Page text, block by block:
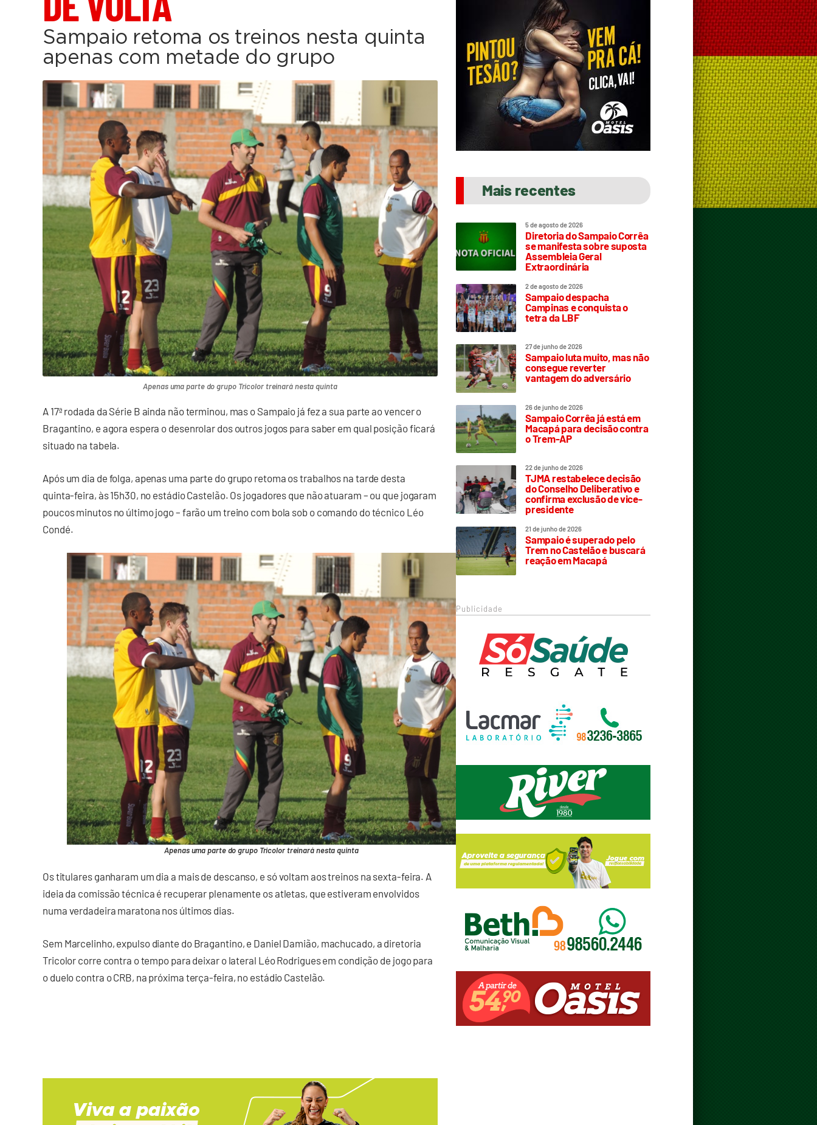
Sampaio retoma os treinos nesta quinta
apenas com metade do grupo
Apenas uma parte do grupo Tricolor treinará nesta quinta
A 17ª rodada da Série B ainda não terminou, mas o Sampaio já fez a sua parte ao vencer o
Bragantino, e agora espera o desenrolar dos outros jogos para saber em qual posição ficará
situado na tabela.
Após um dia de folga, apenas uma parte do grupo retoma os trabalhos na tarde desta
quinta-feira, às 15h30, no estádio Castelão. Os jogadores que não atuaram – ou que jogaram
poucos minutos no último jogo – farão um treino com bola sob o comando do técnico Léo
Condé.
Apenas uma parte do grupo Tricolor treinará nesta quinta
Os titulares ganharam um dia a mais de descanso, e só voltam aos treinos na sexta-feira. A
ideia da comissão técnica é recuperar plenamente os atletas, que estiveram envolvidos
numa verdadeira maratona nos últimos dias.
Sem Marcelinho, expulso diante do Bragantino, e Daniel Damião, machucado, a diretoria
Tricolor corre contra o tempo para deixar o lateral Léo Rodrigues em condição de jogo para
o duelo contra o CRB, na próxima terça-feira, no estádio Castelão.
Mais recentes
5 de agosto de 2026
Diretoria do Sampaio Corrêa
se manifesta sobre suposta
Assembleia Geral
Extraordinária
2 de agosto de 2026
Sampaio despacha
Campinas e conquista o
tetra da LBF
27 de junho de 2026
Sampaio luta muito, mas não
consegue reverter
vantagem do adversário
26 de junho de 2026
Sampaio Corrêa já está em
Macapá para decisão contra
o Trem-AP
22 de junho de 2026
TJMA restabelece decisão
do Conselho Deliberativo e
confirma exclusão de vice-
presidente
21 de junho de 2026
Sampaio é superado pelo
Trem no Castelão e buscará
reação em Macapá
Publicidade